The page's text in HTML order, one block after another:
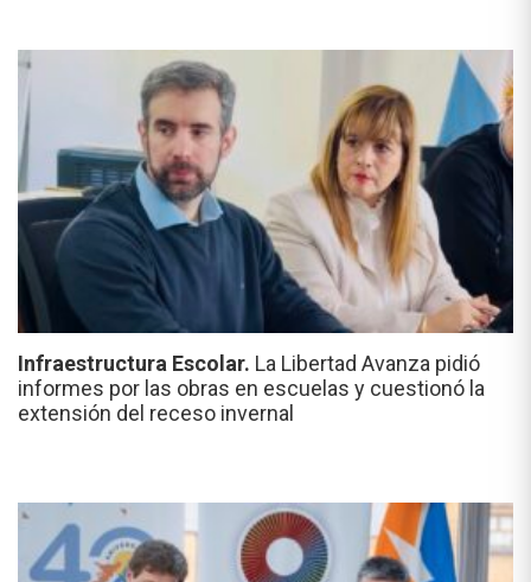
Infraestructura Escolar. La Libertad Avanza pidió
informes por las obras en escuelas y cuestionó la
extensión del receso invernal